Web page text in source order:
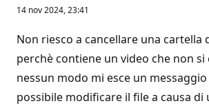
14 nov 2024, 23:41
Non riesco a cancellare una cartella
perchè contiene un video che non si
nessun modo mi esce un
possibile modificare il file a causa di